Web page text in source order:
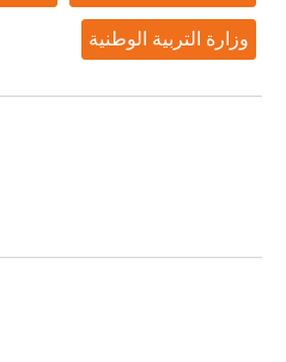
وزارة التربية الوطنية